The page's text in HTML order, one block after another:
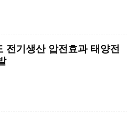
전기생산 압전효과 태양전